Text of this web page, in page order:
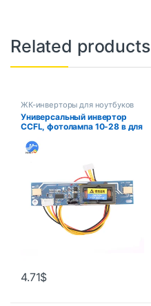
Related products
ЖК-инверторы для ноутбуков
Универсальный инвертор
CCFL, фотолампа 10-28 в для
10-26 дюймов
4.71$